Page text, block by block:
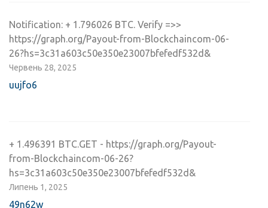
Notification: + 1.796026 BTC. Verify =>>
https://graph.org/Payout-from-Blockchaincom-06-
26?hs=3c31a603c50e350e23007bfefedf532d&
Червень 28, 2025
uujfo6
+ 1.496391 BTC.GET - https://graph.org/Payout-
from-Blockchaincom-06-26?
hs=3c31a603c50e350e23007bfefedf532d&
Липень 1, 2025
49n62w